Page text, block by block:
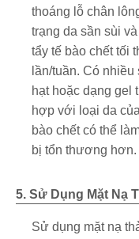
thoáng lỗ chân
trạng da sần sùi
tẩy tế bào chết tối
lần/tuần. Có
hạt hoặc dạng gel
hợp với loại da
bào chết có thể
bị tổn thương hơn.
5. Sử Dụng Mặt Nạ
Sử dụng mặt nạ